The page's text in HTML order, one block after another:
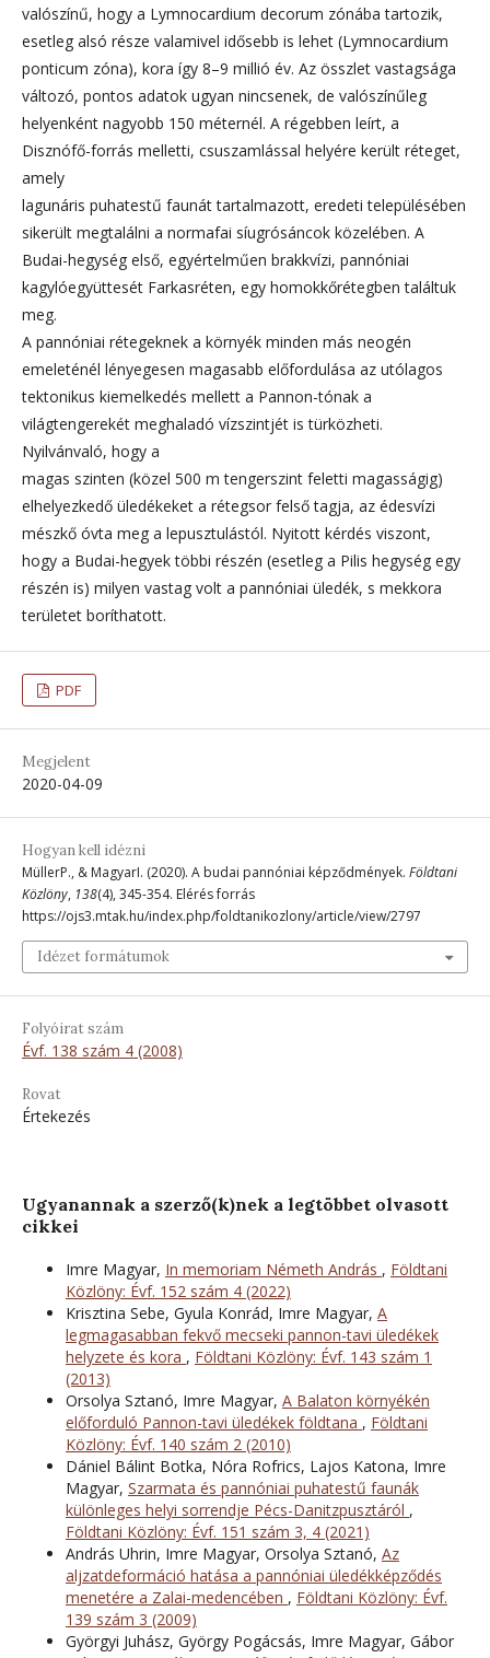
valószínű, hogy a Lymnocardium decorum zónába tartozik,
esetleg alsó része valamivel idősebb is lehet (Lymnocardium
ponticum zóna), kora így 8–9 millió év. Az összlet vastagsága
változó, pontos adatok ugyan nincsenek, de valószínűleg
helyenként nagyobb 150 méternél. A régebben leírt, a
Disznófő-forrás melletti, csuszamlással helyére került réteget,
amely
lagunáris puhatestű faunát tartalmazott, eredeti településében
sikerült megtalálni a normafai síugrósáncok közelében. A
Budai-hegység első, egyértelműen brakkvízi, pannóniai
kagylóegyüttesét Farkasréten, egy homokkőrétegben találtuk
meg.
A pannóniai rétegeknek a környék minden más neogén
emeleténél lényegesen magasabb előfordulása az utólagos
tektonikus kiemelkedés mellett a Pannon-tónak a
világtengerekét meghaladó vízszintjét is türközheti.
Nyilvánvaló, hogy a
magas szinten (közel 500 m tengerszint feletti magasságig)
elhelyezkedő üledékeket a rétegsor felső tagja, az édesvízi
mészkő óvta meg a lepusztulástól. Nyitott kérdés viszont,
hogy a Budai-hegyek többi részén (esetleg a Pilis hegység egy
részén is) milyen vastag volt a pannóniai üledék, s mekkora
területet boríthatott.
PDF
Megjelent
2020-04-09
Hogyan kell idézni
MüllerP., & MagyarI. (2020). A budai pannóniai képződmények. Földtani
Közlöny, 138(4), 345-354. Elérés forrás
https://ojs3.mtak.hu/index.php/foldtanikozlony/article/view/2797
Idézet formátumok
Folyóirat szám
Évf. 138 szám 4 (2008)
Rovat
Értekezés
Ugyanannak a szerző(k)nek a legtöbbet olvasott
cikkei
Imre Magyar, In memoriam Németh András , Földtani
Közlöny: Évf. 152 szám 4 (2022)
Krisztina Sebe, Gyula Konrád, Imre Magyar, A
legmagasabban fekvő mecseki pannon-tavi üledékek
helyzete és kora , Földtani Közlöny: Évf. 143 szám 1
(2013)
Orsolya Sztanó, Imre Magyar, A Balaton környékén
előforduló Pannon-tavi üledékek földtana , Földtani
Közlöny: Évf. 140 szám 2 (2010)
Dániel Bálint Botka, Nóra Rofrics, Lajos Katona, Imre
Magyar, Szarmata és pannóniai puhatestű faunák
különleges helyi sorrendje Pécs-Danitzpusztáról ,
Földtani Közlöny: Évf. 151 szám 3, 4 (2021)
András Uhrin, Imre Magyar, Orsolya Sztanó, Az
aljzatdeformáció hatása a pannóniai üledékképződés
menetére a Zalai-medencében , Földtani Közlöny: Évf.
139 szám 3 (2009)
Györgyi Juhász, György Pogácsás, Imre Magyar, Gábor